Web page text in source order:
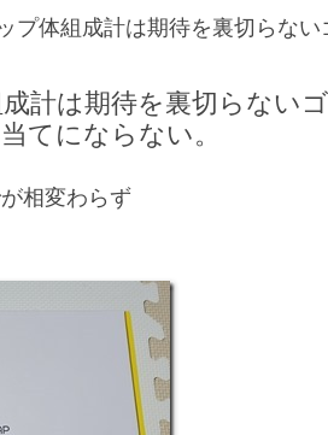
プ体組成計は期待を裏切らな
計は期待を裏切らない
てにならない。
相変わらず